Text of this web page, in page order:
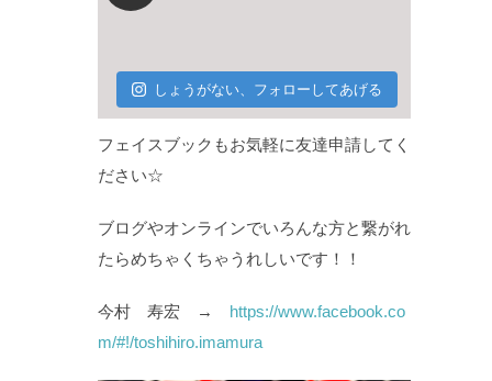
しょうがない、フォローしてあげる
フェイスブックもお気軽に友達申請してく
ださい☆
ブログやオンラインでいろんな方と繋がれ
たらめちゃくちゃうれしいです！！
今村 寿宏 → https://www.facebook.co
m/#!/toshihiro.imamura